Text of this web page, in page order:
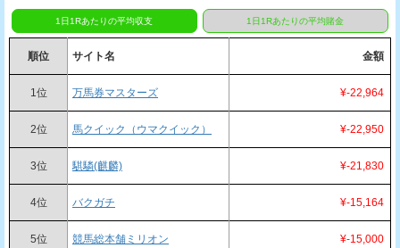
1日1Rあたりの平均収支 1日1Rあたりの平均賭金
順位 サイト名 金額
1位 万馬券マスターズ ¥-22,964
2位 馬クイック（ウマクイック） ¥-22,950
3位 騏驎(麒麟) ¥-21,830
4位 バクガチ ¥-15,164
5位 競馬総本舗ミリオン ¥-15,000